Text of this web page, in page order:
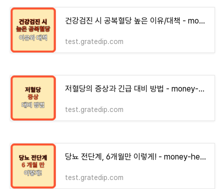
건강검진 시 공복혈당 높은 이유/대책 - money-health
test.gratedip.com
저혈당의 증상과 긴급 대비 방법 - money-health
test.gratedip.com
당뇨 전단계, 6개월만 이렇게! - money-health
test.gratedip.com